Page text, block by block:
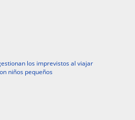
los imprevistos al viajar
niños pequeños